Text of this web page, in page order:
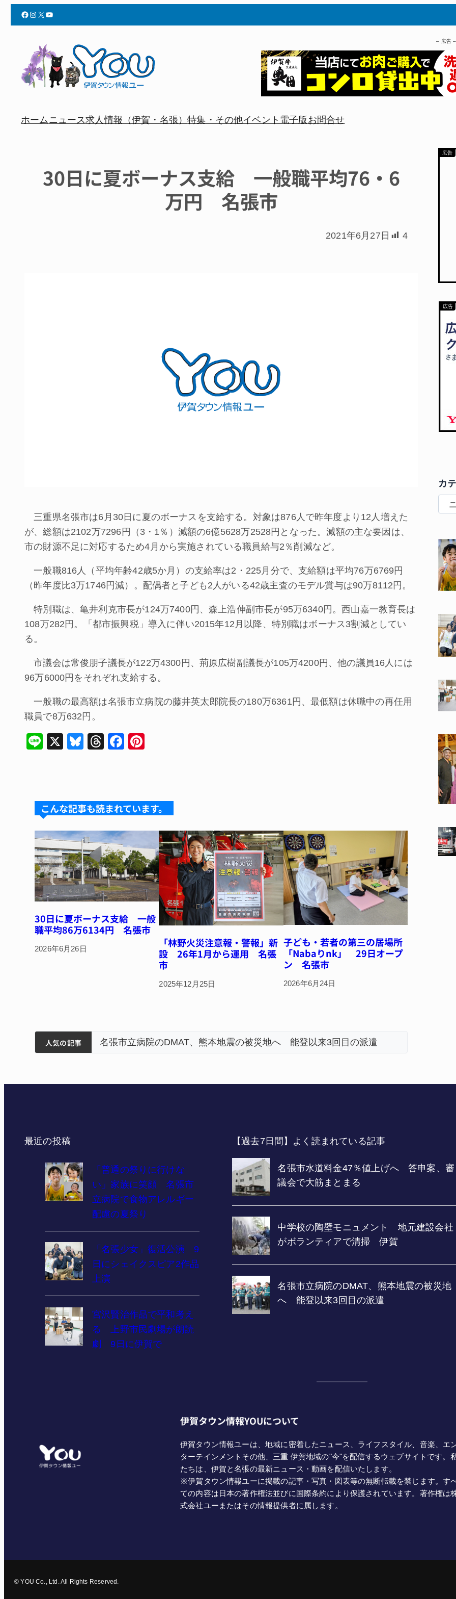
Facebook Instagram X YouTube
– 広告 –
ホームニュース求人情報（伊賀・名張）特集・その他イベント 電子版 お問合せ
30日に夏ボーナス支給 一般職平均76・6
万円 名張市
2021年6月27日 4
三重県名張市は6月30日に夏のボーナスを支給する。対象は876人で昨年度より12人増えた
が、総額は2102万7296円（3・1％）減額の6億5628万2528円となった。減額の主な要因は、
市の財源不足に対応するため4月から実施されている職員給与2％削減など。
一般職816人（平均年齢42歳5か月）の支給率は2・225月分で、支給額は平均76万6769円
（昨年度比3万1746円減）。配偶者と子ども2人がいる42歳主査のモデル賞与は90万8112円。
特別職は、亀井利克市長が124万7400円、森上浩伸副市長が95万6340円。西山嘉一教育長は
108万282円。「都市振興税」導入に伴い2015年12月以降、特別職はボーナス3割減としてい
る。
市議会は常俊朋子議長が122万4300円、荊原広樹副議長が105万4200円、他の議員16人には
96万6000円をそれぞれ支給する。
一般職の最高額は名張市立病院の藤井英太郎院長の180万6361円、最低額は休職中の再任用
職員で8万632円。
Li
X
Bl
k
T
d
F
b
o
k
st
こんな記事も読まれています。
30日に夏ボーナス支給 一般
職平均86万6134円 名張市
2026年6月26日
「林野火災注意報・警報」新
設 26年1月から運用 名張
市
2025年12月25日
子ども・若者の第三の居場所
「Nabaりnk」 29日オープ
ン 名張市
2026年6月24日
人気の記事
ィアで清掃 伊賀 名張市立病院のDMAT、熊本地震の被災地へ 能登以来3回目の派遣
カ
最近の投稿
「普通の祭りに行けな
い」家族に笑顔 名張市
立病院で食物アレルギー
配慮の夏祭り
「名張少女」復活公演 9
日にシェイクスピア2作品
上演
宮沢賢治作品で平和考え
る 上野市民劇場が朗読
劇 9日に伊賀で
【過去7日間】よく読まれている記事
伊賀タウン情報YOUについて
伊賀タウン情報ユーは、地域に密着したニュース、ライフスタイル、音楽、エ
ターテインメントその他、三重 伊賀地域の"今"を配信するウェブサイトです。
たちは、伊賀と名張の最新ニュース・動画を配信いたします。
※伊賀タウン情報ユーに掲載の記事・写真・図表等の無断転載を禁じます。す
ての内容は日本の著作権法並びに国際条約により保護されています。著作権は
式会社ユーまたはその情報提供者に属します。
© YOU Co., Ltd. All Rights Reserved.